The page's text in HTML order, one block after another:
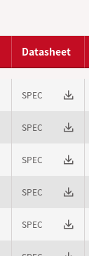
Datasheet
SPEC
SPEC
SPEC
SPEC
SPEC